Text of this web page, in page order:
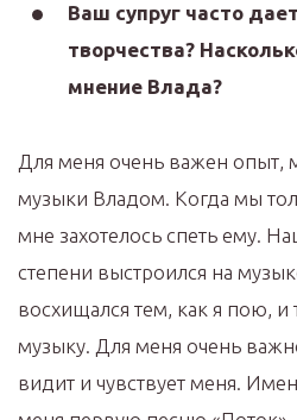
Ваш супруг часто
творчества?
мнение Влада?
Для меня очень важен опыт,
музыки Владом. Когда мы
мне захотелось спеть ему.
степени выстроился на
восхищался тем, как я пою, и
музыку. Для меня очень
видит и чувствует меня.